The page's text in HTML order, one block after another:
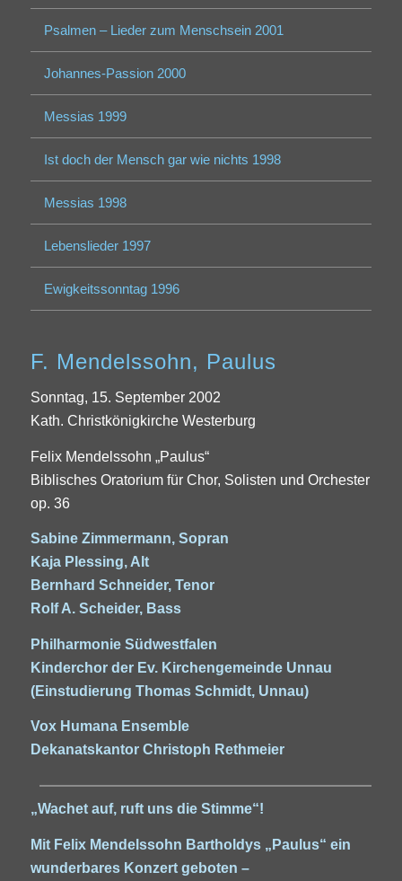
Psalmen – Lieder zum Menschsein 2001
Johannes-Passion 2000
Messias 1999
Ist doch der Mensch gar wie nichts 1998
Messias 1998
Lebenslieder 1997
Ewigkeitssonntag 1996
F. Mendelssohn, Paulus
Sonntag, 15. September 2002
Kath. Christkönigkirche Westerburg
Felix Mendelssohn „Paulus“
Biblisches Oratorium für Chor, Solisten und Orchester
op. 36
Sabine Zimmermann, Sopran
Kaja Plessing, Alt
Bernhard Schneider, Tenor
Rolf A. Scheider, Bass
Philharmonie Südwestfalen
Kinderchor der Ev. Kirchengemeinde Unnau
(Einstudierung Thomas Schmidt, Unnau)
Vox Humana Ensemble
Dekanatskantor Christoph Rethmeier
„Wachet auf, ruft uns die Stimme“!
Mit Felix Mendelssohn Bartholdys „Paulus“ ein
wunderbares Konzert geboten –